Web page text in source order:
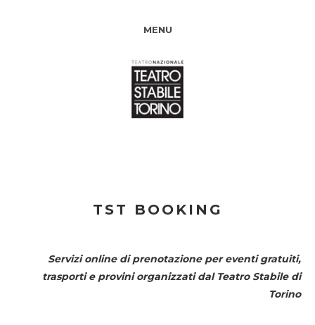
MENU
TST BOOKING
Servizi online di prenotazione per eventi gratuiti,
trasporti e provini organizzati dal Teatro Stabile di
Torino